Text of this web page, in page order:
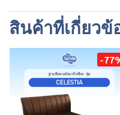
สินค้าที่เกี่ยวข้
-